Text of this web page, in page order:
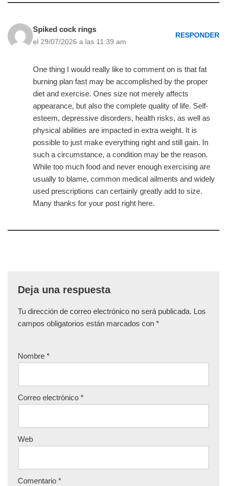
Spiked cock rings
el 29/07/2026 a las 11:39 am
RESPONDER
One thing I would really like to comment on is that fat
burning plan fast may be accomplished by the proper
diet and exercise. Ones size not merely affects
appearance, but also the complete quality of life. Self-
esteem, depressive disorders, health risks, as well as
physical abilities are impacted in extra weight. It is
possible to just make everything right and still gain. In
such a circumstance, a condition may be the reason.
While too much food and never enough exercising are
usually to blame, common medical ailments and widely
used prescriptions can certainly greatly add to size.
Many thanks for your post right here.
Deja una respuesta
Tu dirección de correo electrónico no será publicada. Los
campos obligatorios están marcados con *
Nombre *
Correo electrónico *
Web
Comentario *